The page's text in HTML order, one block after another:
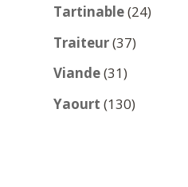
produits
Tartinable 2424
Traiteur 3737
Viande 3131
produits
Yaourt 130130